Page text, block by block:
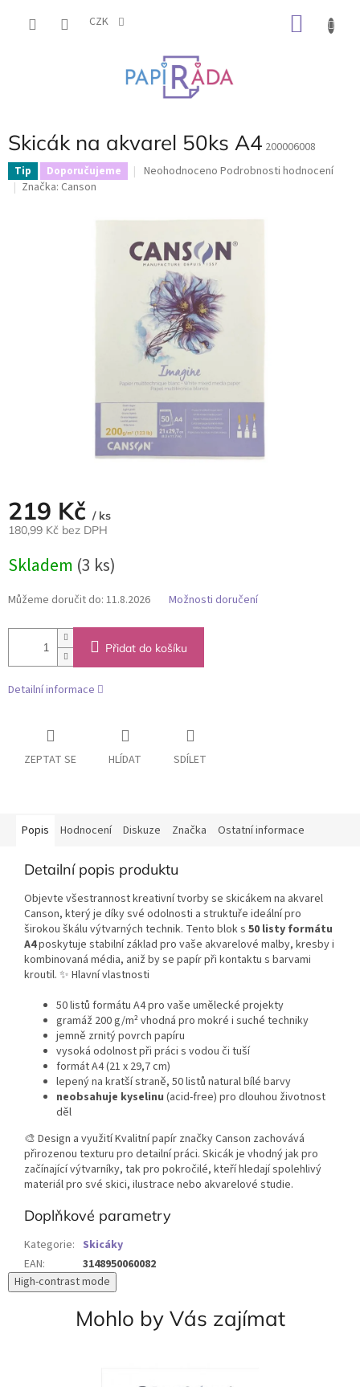
CZK
Skicák na akvarel 50ks A4 200006008
Tip Doporučujeme
Průměrné
z
5
hvězdiček.
Neohodnoceno Podrobnosti hodnocení
Značka: Canson
219 Kč / ks
180,99 Kč bez DPH
cena:
Skladem (3 ks)
Můžeme doručit do: 11.8.2026 Možnosti doručení
Přidat do košíku
Detailní informace
ZEPTAT SE HLÍDAT SDÍLET
Popis Hodnocení Diskuze Značka Ostatní informace
Detailní popis produktu
Objevte všestrannost kreativní tvorby se skicákem na akvarel
Canson, který je díky své odolnosti a struktuře ideální pro
širokou škálu výtvarných technik. Tento blok s 50 listy formátu
A4poskytuje stabilní základ pro vaše akvarelové malby, kresby i
kombinovaná média, aniž by se papír při kontaktu s barvami
kroutil. ✨ Hlavní vlastnosti
50 listů formátu A4 pro vaše umělecké projekty
gramáž 200 g/m² vhodná pro mokré i suché techniky
jemně zrnitý povrch papíru
vysoká odolnost při práci s vodou či tuší
formát A4 (21 x 29,7 cm)
lepený na kratší straně, 50 listů natural bílé barvy
neobsahuje kyselinu (acid-free) pro dlouhou životnost
děl
🎨 Design a využití Kvalitní papír značky Canson zachovává
přirozenou texturu pro detailní práci. Skicák je vhodný jak pro
začínající výtvarníky, tak pro pokročilé, kteří hledají spolehlivý
materiál pro své skici, ilustrace nebo akvarelové studie.
Doplňkové parametry
Kategorie: Skicáky
EAN:
3148950060082
High-contrast mode
Mohlo by Vás zajímat